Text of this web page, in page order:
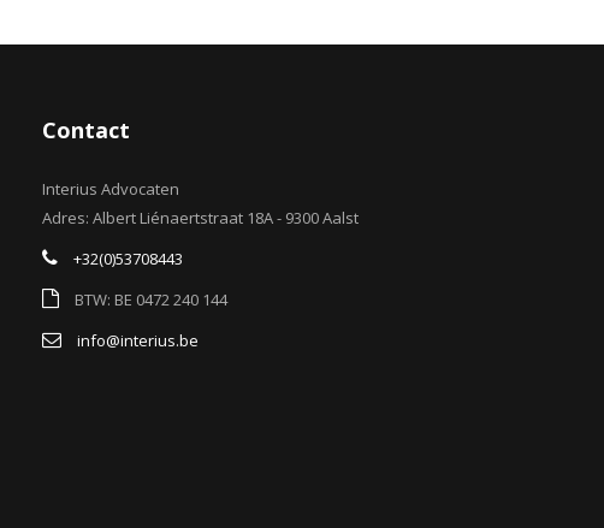
Contact
Interius Advocaten
Adres: Albert Liénaertstraat 18A - 9300 Aalst
+32(0)53708443
BTW: BE 0472 240 144
info@interius.be